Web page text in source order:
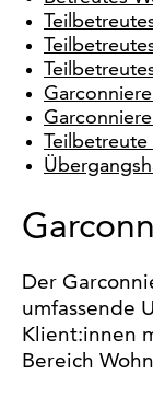
Teilbetreute
Der
umfassende
Klient:innen
Bereich